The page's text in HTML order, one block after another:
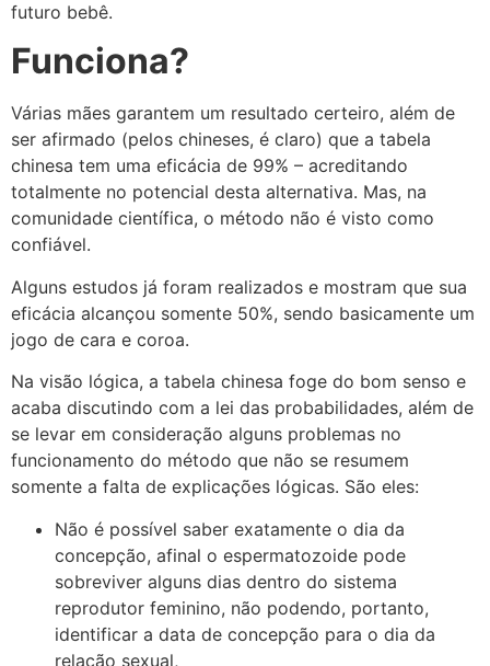
futuro bebê.
Funciona?
Várias mães garantem um resultado certeiro, além de
ser afirmado (pelos chineses, é claro) que a tabela
chinesa tem uma eficácia de 99% – acreditando
totalmente no potencial desta alternativa. Mas, na
comunidade científica, o método não é visto como
confiável.
Alguns estudos já foram realizados e mostram que sua
eficácia alcançou somente 50%, sendo basicamente um
jogo de cara e coroa.
Na visão lógica, a tabela chinesa foge do bom senso e
acaba discutindo com a lei das probabilidades, além de
se levar em consideração alguns problemas no
funcionamento do método que não se resumem
somente a falta de explicações lógicas. São eles:
Não é possível saber exatamente o dia da
concepção, afinal o espermatozoide pode
sobreviver alguns dias dentro do sistema
reprodutor feminino, não podendo, portanto,
identificar a data de concepção para o dia da
relação sexual,